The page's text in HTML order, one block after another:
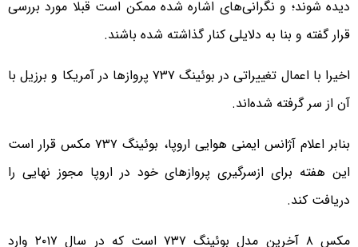
دیده شوند؛ و نگرانی‌های اشاره شده ممکن است قبلا مورد بررسی
قرار گفته و بنا به دلایلی کنار گذاشته شده باشند.
اخیرا با اعمال تغییراتی در بوئینگ ۷۳۷ پروازها در آمریکا و برزیل با
آن از سر گرفته شده‌اند.
بنابر اعلام آژانس ایمنی هوایی اروپا، بوئینگ ۷۳۷ مکس قرار است
این هفته برای ازسرگیری پروازهای خود در اروپا مجوز نهایی را
دریافت کند.
مکس ۸ آخرین مدل بوئینگ ۷۳۷ است که در سال ۲۰۱۷ وارد